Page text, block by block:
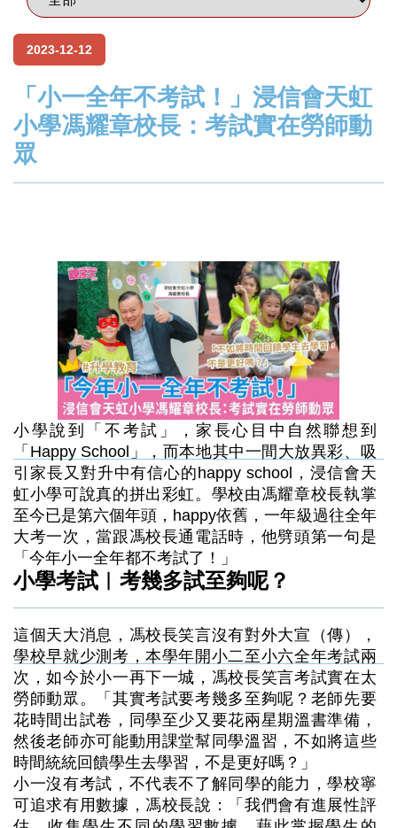
2023-12-12
「小一全年不考試！」浸信會天虹
小學馮耀章校長：考試實在勞師動
眾
小學說到「不考試」，家長心目中自然聯想到
「Happy School」，而本地其中一間大放異彩、吸
引家長又對升中有信心的happy school，浸信會天
虹小學可說真的拼出彩虹。學校由馮耀章校長執掌
至今已是第六個年頭，happy依舊，一年級過往全年
大考一次，當跟馮校長通電話時，他劈頭第一句是
「今年小一全年都不考試了！」
小學考試︳考幾多試至夠呢？
這個天大消息，馮校長笑言沒有對外大宣（傳），
學校早就少測考，本學年開小二至小六全年考試兩
次，如今於小一再下一城，馮校長笑言考試實在太
勞師動眾。「其實考試要考幾多至夠呢？老師先要
花時間出試卷，同學至少又要花兩星期溫書準備，
然後老師亦可能動用課堂幫同學溫習，不如將這些
時間統統回饋學生去學習，不是更好嗎？」
小一沒有考試，不代表不了解同學的能力，學校寧
可追求有用數據，馮校長說：「我們會有進展性評